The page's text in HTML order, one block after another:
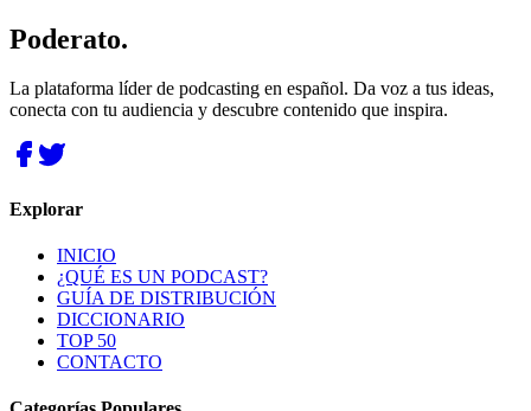
Poderato.
La plataforma líder de podcasting en español. Da voz a tus ideas,
conecta con tu audiencia y descubre contenido que inspira.
Explorar
INICIO
¿QUÉ ES UN PODCAST?
GUÍA DE DISTRIBUCIÓN
DICCIONARIO
TOP 50
CONTACTO